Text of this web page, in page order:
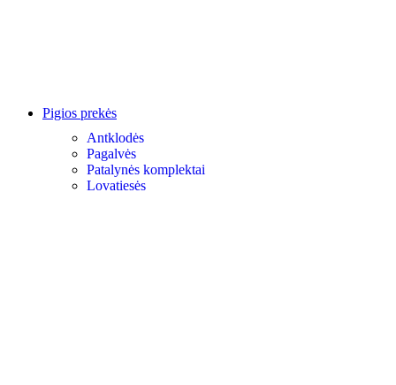
Pigios prekės
Antklodės
Pagalvės
Patalynės komplektai
Lovatiesės